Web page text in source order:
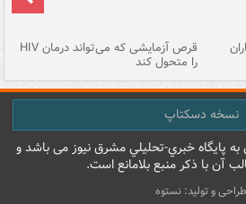
قرص آزمایشی که می‌تواند درمان HIV
را متحول کند
نسخه دسکتاپ
پایگاه خبري-تحليلي مشرق نيوز می باشد و
آن با ذکر منبع بلامانع است.
طراحی و تولید: نستوه